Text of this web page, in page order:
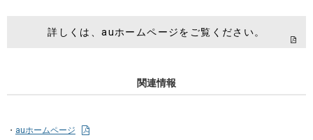
詳しくは、auホームページをご覧ください。
関連情報
auホームページ